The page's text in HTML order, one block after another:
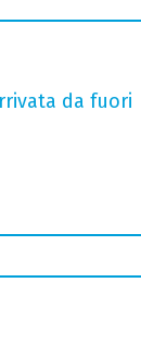
da fuori